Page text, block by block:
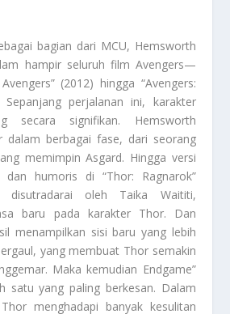
bagian dari MCU, Hemsworth
hampir seluruh film Avengers—
(2012) hingga “Avengers:
Sepanjang perjalanan ini, karakter
secara signifikan. Hemsworth
dalam berbagai fase, dari seorang
memimpin Asgard. Hingga versi
humoris di “Thor: Ragnarok”
disutradarai oleh Taika Waititi,
baru pada karakter Thor. Dan
menampilkan sisi baru yang lebih
yang membuat Thor semakin
Maka kemudian Endgame”
satu yang paling berkesan. Dalam
menghadapi banyak kesulitan